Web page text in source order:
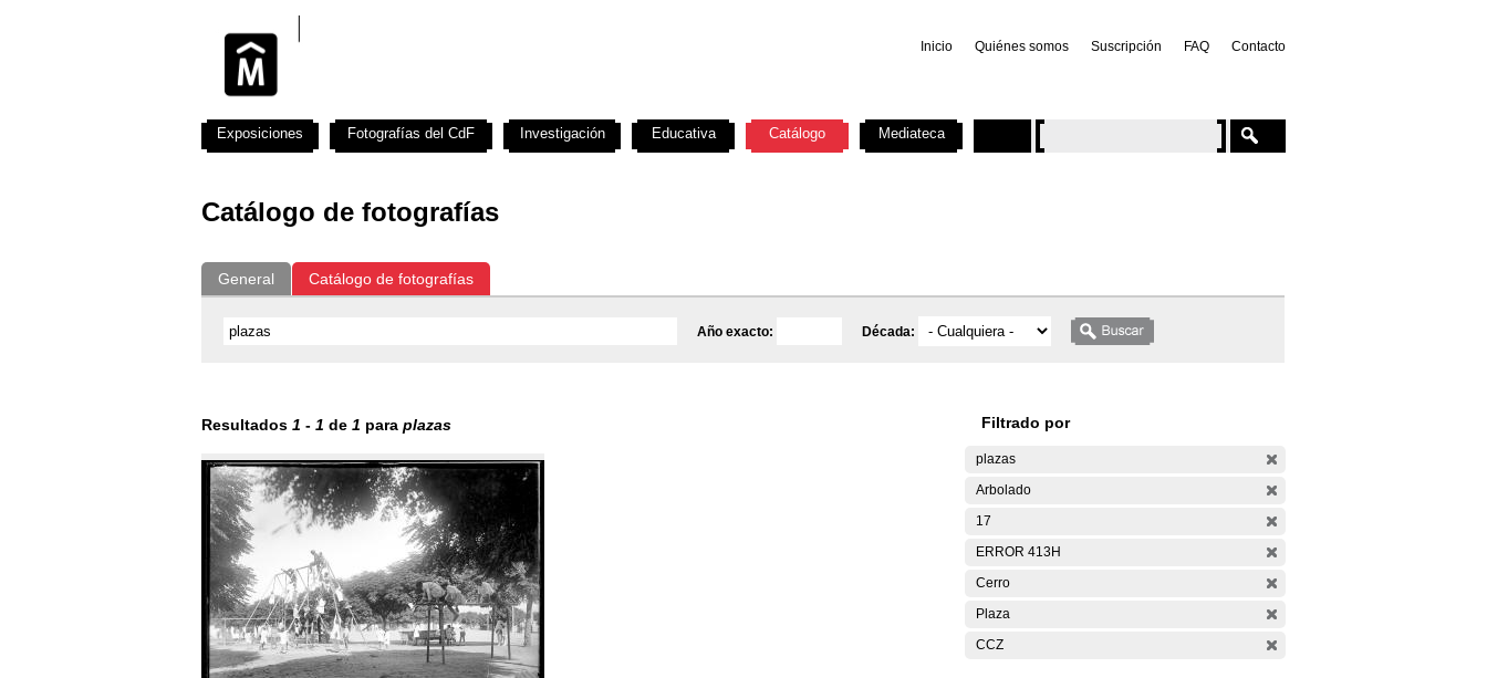
Inicio Quiénes somos Suscripción FAQ Contacto
Catálogo de fotografías
General Catálogo de fotografías
Año exacto: Década:
Resultados 1 - 1 de 1 para plazas Filtrado por
plazas
Arbolado
17
ERROR 413H
Cerro
Plaza
CCZ
Exposiciones Fotografías del CdF Investigación Educativa Catálogo Mediateca